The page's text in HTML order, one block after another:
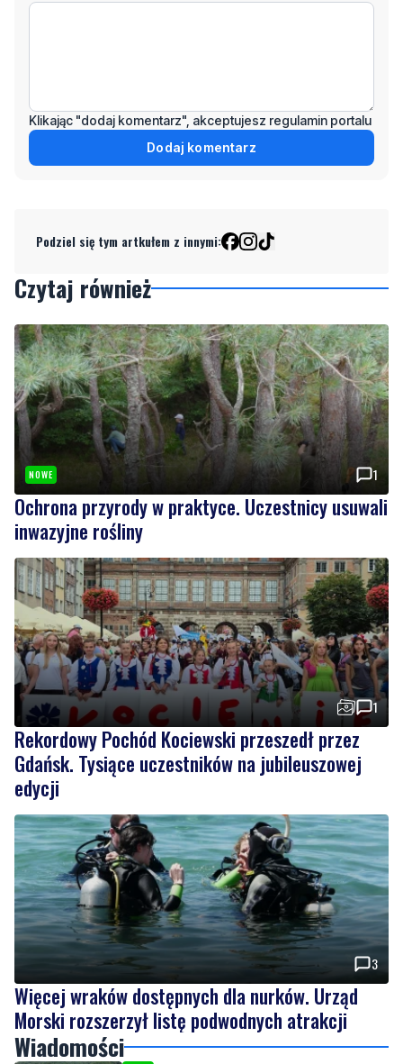
Klikając "dodaj komentarz", akceptujesz regulamin portalu
Dodaj komentarz
Podziel się tym artkułem z innymi:
Czytaj również
NOWE 1
Ochrona przyrody w praktyce. Uczestnicy usuwali
inwazyjne rośliny
1
Rekordowy Pochód Kociewski przeszedł przez
Gdańsk. Tysiące uczestników na jubileuszowej
edycji
3
Więcej wraków dostępnych dla nurków. Urząd
Morski rozszerzył listę podwodnych atrakcji
Wiadomości